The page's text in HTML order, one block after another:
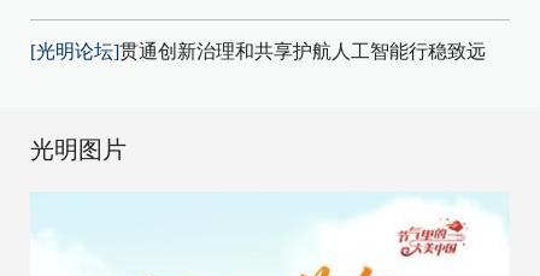
[光明论坛]贯通创新治理和共享护航人工智能行稳致远
光明图片